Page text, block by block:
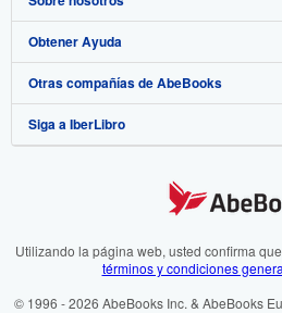
Mi cuenta
Mis pedidos
Ver carrito
Únase a nuestro programa de afiliados
Recomiende un vendedor
Sobre IberLibro
Medios
Empleo
Preferencias de cookies
Aviso de cookies
Obtener Ayuda
Preguntas frecuentes y guías
Atención al Cliente
Otras compañías de AbeBooks
AbeBooks.com
AbeBooks.fr
Siga a IberLibro
Utilizando la página web, usted confirma
términos y condiciones
© 1996 - 2026 AbeBooks Inc. & AbeBooks